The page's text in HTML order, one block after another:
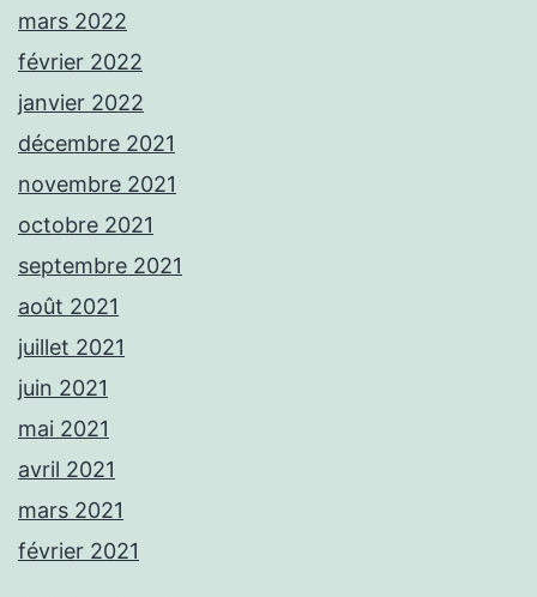
mars 2022
février 2022
janvier 2022
décembre 2021
novembre 2021
octobre 2021
septembre 2021
août 2021
juillet 2021
juin 2021
mai 2021
avril 2021
mars 2021
février 2021